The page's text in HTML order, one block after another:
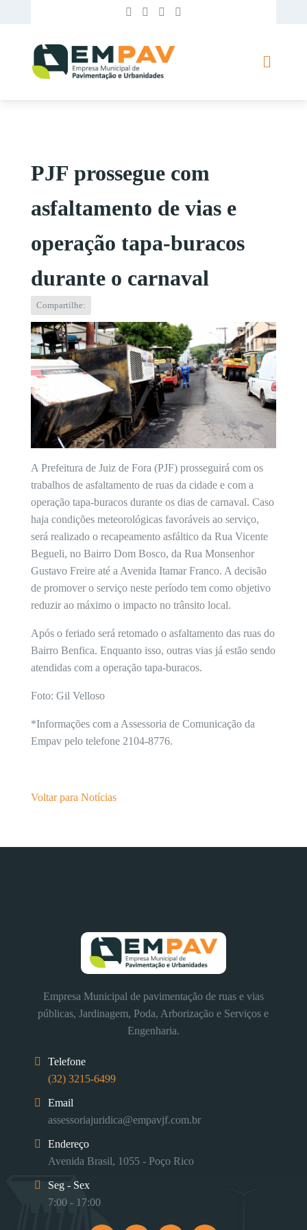
PJF prossegue com
asfaltamento de vias e
operação tapa-buracos
durante o carnaval
Compartilhe:
A Prefeitura de Juiz de Fora (PJF) prosseguirá com os
trabalhos de asfaltamento de ruas da cidade e com a
operação tapa-buracos durante os dias de carnaval. Caso
haja condições meteorológicas favoráveis ao serviço,
será realizado o recapeamento asfáltico da Rua Vicente
Begueli, no Bairro Dom Bosco, da Rua Monsenhor
Gustavo Freire até a Avenida Itamar Franco. A decisão
de promover o serviço neste período tem como objetivo
reduzir ao máximo o impacto no trânsito local.
Após o feriado será retomado o asfaltamento das ruas do
Bairro Benfica. Enquanto isso, outras vias já estão sendo
atendidas com a operação tapa-buracos.
Foto: Gil Velloso
*Informações com a Assessoria de Comunicação da
Empav pelo telefone 2104-8776.
Voltar para Notícias
Empresa Municipal de pavimentação de ruas e vias
públicas, Jardinagem, Poda, Arborização e Serviços e
Engenharia.
Telefone
(32) 3215-6499
Email
assessoriajuridica@empavjf.com.br
Endereço
Avenida Brasil, 1055 - Poço Rico
Seg - Sex
7:00 - 17:00